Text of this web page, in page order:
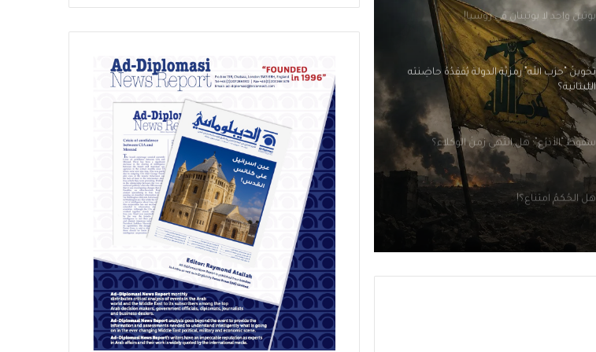
تَخوينُ “حزب الله” رمزيَّة الدولة يُفقِدُهُ حاضِنَته
اللبنانية؟
سقوطُ “الأذرُع”: هل انتهى زمنُ الوكلاء؟
هل الحُكمُ امتناع؟!
مَن قَتَلَ بيروت؟ الجميع… ولا أحد